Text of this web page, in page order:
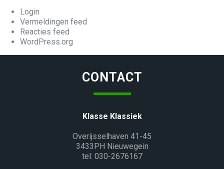
Login
Vermeldingen feed
Reacties feed
WordPress.org
CONTACT
Klasse Klassiek
Overijsselhaven 41-45
3433PH Nieuwegein
tel: 030-2676167